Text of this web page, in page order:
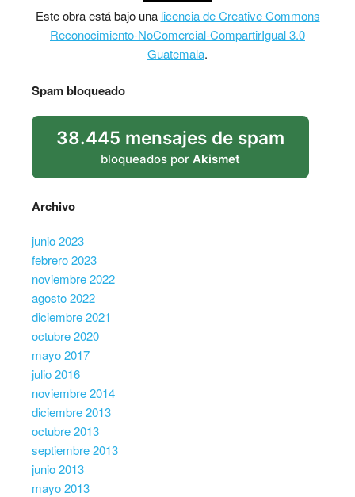
Esteobraestá bajo una licencia de Creative Commons
Reconocimiento-NoComercial-CompartirIgual 3.0
Guatemala.
Spam bloqueado
38.445 mensajes de spam
bloqueados por Akismet
Archivo
junio 2023
febrero 2023
noviembre 2022
agosto 2022
diciembre 2021
octubre 2020
mayo 2017
julio 2016
noviembre 2014
diciembre 2013
octubre 2013
septiembre 2013
junio 2013
mayo 2013